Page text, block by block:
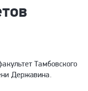
Тамбовского
Державина.